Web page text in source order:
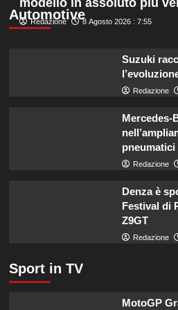
settore
primario.
su
Rinfresca
Automotive
Redazione 8 Agosto 2026 : 7:55
Suzuki
Redazione
Mercedes-
pneumatici
Redazione
Denza è
Festival di
Z9GT
Redazione
Sport in TV
MotoGP